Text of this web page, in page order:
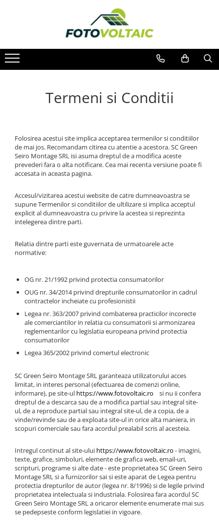
Termeni si Conditii
Folosirea acestui site implica acceptarea termenilor si conditiilor
de mai jos. Recomandam citirea cu atentie a acestora. SC Green
Seiro Montage SRL isi asuma dreptul de a modifica aceste
prevederi fara o alta notificare. Cea mai recenta versiune poate fi
accesata in aceasta pagina.
Accesul/vizitarea acestui website de catre dumneavoastra se
supune Termenilor si conditiilor de ultilizare si implica acceptul
explicit al dumneavoastra cu privire la acestea si reprezinta
intelegerea dintre parti.
Relatia dintre parti este guvernata de urmatoarele acte
normative:
OG nr. 21/1992 privind protectia consumatorilor
OUG nr. 34/2014 privind drepturile consumatorilor in cadrul
contractelor incheiate cu profesionistii
Legea nr. 363/2007 privind combaterea practicilor incorecte
ale comerciantilor in relatia cu consumatorii si armonizarea
reglementarilor cu legislatia europeana privind protectia
consumatorilor
Legea 365/2002 privind comertul electronic
SC Green Seiro Montage SRL garanteaza utilizatorului acces
limitat, in interes personal (efectuarea de comenzi online,
informare), pe site-ul https://www.fotovoltaic.ro si nu ii confera
dreptul de a descarca sau de a modifica partial sau integral site-
ul, de a reproduce partial sau integral site-ul, de a copia, de a
vinde/revinde sau de a exploata site-ul in orice alta maniera, in
scopuri comerciale sau fara acordul prealabil scris al acesteia.
Intregul continut al site-ului https://www.fotovoltaic.ro - imagini,
texte, grafice, simboluri, elemente de grafica web, email-uri,
scripturi, programe si alte date - este proprietatea SC Green Seiro
Montage SRL si a furnizorilor sai si este aparat de Legea pentru
protectia drepturilor de autor (legea nr. 8/1996) si de legile privind
proprietatea intelectuala si industriala. Folosirea fara acordul SC
Green Seiro Montage SRL a oricaror elemente enumerate mai sus
se pedepseste conform legislatiei in vigoare.